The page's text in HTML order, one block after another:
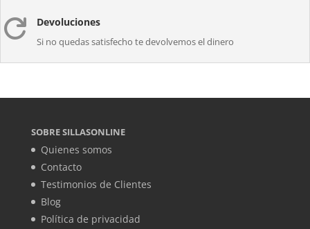
 Devoluciones
Si no quedas satisfecho te devolvemos el dinero
SOBRE SILLASONLINE
Quienes somos
Contacto
Testimonios de Clientes
Blog
Política de privacidad